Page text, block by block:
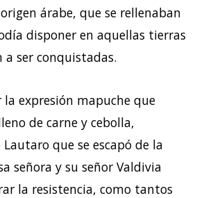
árabe, que se rellenaban
disponer en aquellas tierras
a ser conquistadas.
la expresión mapuche que
de carne y cebolla,
que se escapó de la
señora y su señor Valdivia
la resistencia, como tantos